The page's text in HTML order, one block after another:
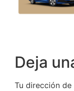
Deja
Tu dirección